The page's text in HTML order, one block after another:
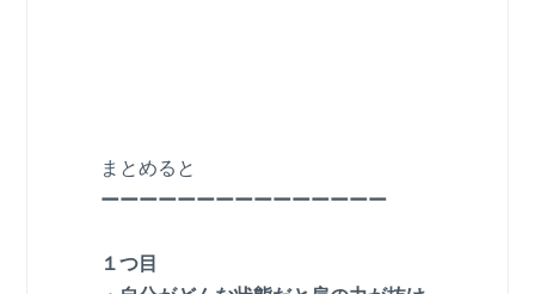
まとめると
ーーーーーーーーーーーーーーー
１つ目